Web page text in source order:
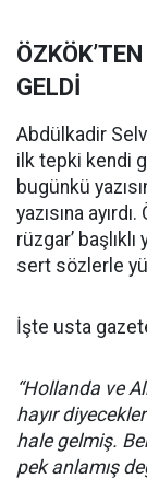
GELDİ
Abdülkadir
ilk tepki kendi
bugünkü
yazısına
rüzgar’
sert sözlerle
İşte usta
“Hollanda ve
hayır
hale gelmiş.
pek anlamış